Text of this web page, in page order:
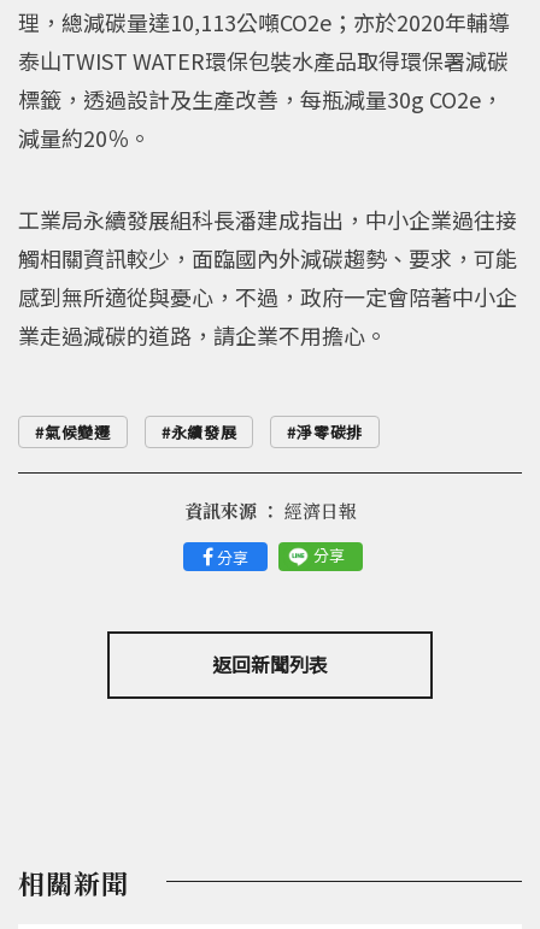
理，總減碳量達10,113公噸CO2e；亦於2020年輔導
泰山TWIST WATER環保包裝水產品取得環保署減碳
標籤，透過設計及生產改善，每瓶減量30g CO2e，
減量約20％。
工業局永續發展組科長潘建成指出，中小企業過往接
觸相關資訊較少，面臨國內外減碳趨勢、要求，可能
感到無所適從與憂心，不過，政府一定會陪著中小企
業走過減碳的道路，請企業不用擔心。
氣候變遷 永續發展 淨零碳排
分享 分享
資訊來源 ： 經濟日報
返回新聞列表
相關新聞